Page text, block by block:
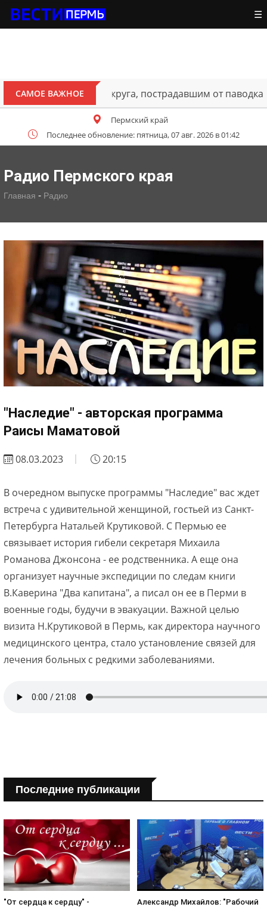
☰
САМОЕ ВАЖНОЕ
Октябрьского округа, пострадавшим от паводка
Пермский край
Последнее обновление: пятница, 07 авг. 2026 в 01:42
Радио Пермского края
Главная - Радио
"Наследие" - авторская программа
Раисы Маматовой
08.03.2023 20:15
В очередном выпуске программы "Наследие" вас ждет
встреча с удивительной женщиной, гостьей из Санкт-
Петербурга Натальей Крутиковой. С Пермью ее
связывает история гибели секретаря Михаила
Романова Джонсона - ее родственника. А еще она
организует научные экспедиции по следам книги
В.Каверина "Два капитана", а писал он ее в Перми в
военные годы, будучи в эвакуации. Важной целью
визита Н.Крутиковой в Пермь, как директора научного
медицинского центра, стало установление связей для
лечения больных с редкими заболеваниями.
Последние публикации
"От сердца к сердцу" -
Александр Михайлов: "Рабочий